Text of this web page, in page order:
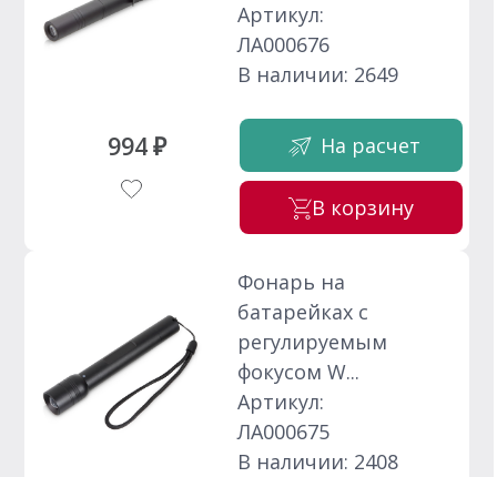
994 ₽
Артикул:
ЛА000676
В наличии: 2649
На расчет
В корзину
Фонарь на
батарейках с
регулируемым
фокусом W...
Артикул:
ЛА000675
В наличии: 2408